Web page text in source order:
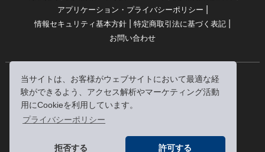
当サイトは、お客様がウェブサイトにおいて最適な経
験ができるよう、アクセス解析やマーケティング活動
用にCookieを利用しています。
プライバシーポリシー
拒否する 許可する
アプリケーション・プライバシーポリシー |
情報セキュリティ基本方針 | 特定商取引法に基づく表記 |
お問い合わせ
© RRJ Inc.
（kikubon/キクボン/きく本/きくほん/キクホン）は
株式会社RRJの登録商標です。